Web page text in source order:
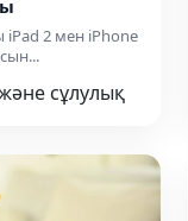
iPad 2 мен iPhone
сұлулық